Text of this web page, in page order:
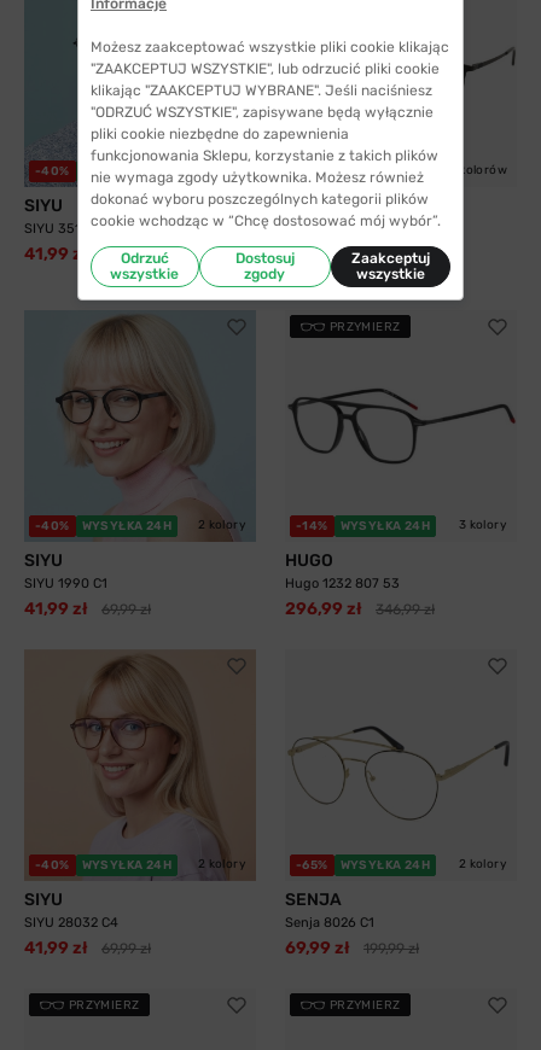
-40% WYSYŁKA 24H 2 kolory
SIYU
SIYU 35117 C9
41,99 zł 69,99 zł
WYSYŁKA 24H 5 kolorów
Solano
Solano 10204 B z nakładką
przeciwsłoneczną z...
299,99 zł
-40% WYSYŁKA 24H 2 kolory
SIYU
SIYU 1990 C1
41,99 zł 69,99 zł
PRZYMIERZ
-14% WYSYŁKA 24H 3 kolory
HUGO
Hugo 1232 807 53
296,99 zł 346,99 zł
-40% WYSYŁKA 24H 2 kolory
SIYU
SIYU 28032 C4
41,99 zł 69,99 zł
-65% WYSYŁKA 24H 2 kolory
SENJA
Senja 8026 C1
69,99 zł 199,99 zł
PRZYMIERZ PRZYMIERZ
Możesz zaakceptować wszystkie pliki cookie klikając
"ZAAKCEPTUJ WSZYSTKIE", lub odrzucić pliki cookie
klikając "ZAAKCEPTUJ WYBRANE". Jeśli naciśniesz
"ODRZUĆ WSZYSTKIE", zapisywane będą wyłącznie
pliki cookie niezbędne do zapewnienia
funkcjonowania Sklepu, korzystanie z takich plików
nie wymaga zgody użytkownika. Możesz również
dokonać wyboru poszczególnych kategorii plików
cookie wchodząc w “Chcę dostosować mój wybór”.
Odrzuć
wszystkie
Dostosuj
zgody
Zaakceptuj
wszystkie